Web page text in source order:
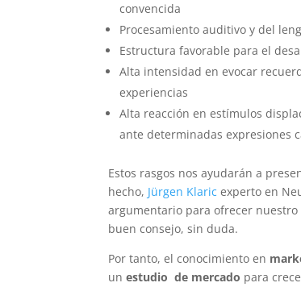
convencida
Procesamiento auditivo y del
Estructura favorable para el
Alta intensidad en evocar
experiencias
Alta reacción en estímulos
ante determinadas expresiones
Estos rasgos nos ayudarán a
hecho, Jürgen Klaric experto en
argumentario para ofrecer
buen consejo, sin duda.
Por tanto, el conocimiento en
unestudio de mercado para